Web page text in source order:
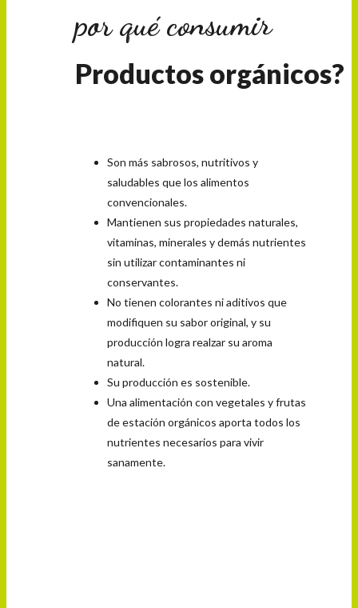
por qué consumir
Productos orgánicos?
Son más sabrosos, nutritivos y
saludables que los alimentos
convencionales.
Mantienen sus propiedades naturales,
vitaminas, minerales y demás nutrientes
sin utilizar contaminantes ni
conservantes.
No tienen colorantes ni aditivos que
modifiquen su sabor original, y su
producción logra realzar su aroma
natural.
Su producción es sostenible.
Una alimentación con vegetales y frutas
de estación orgánicos aporta todos los
nutrientes necesarios para vivir
sanamente.